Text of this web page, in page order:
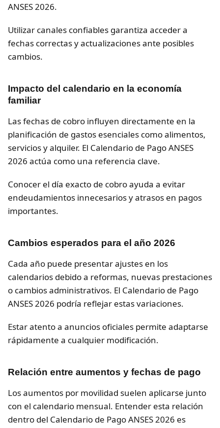
ANSES 2026.
Utilizar canales confiables garantiza acceder a
fechas correctas y actualizaciones ante posibles
cambios.
Impacto del calendario en la economía
familiar
Las fechas de cobro influyen directamente en la
planificación de gastos esenciales como alimentos,
servicios y alquiler. El Calendario de Pago ANSES
2026 actúa como una referencia clave.
Conocer el día exacto de cobro ayuda a evitar
endeudamientos innecesarios y atrasos en pagos
importantes.
Cambios esperados para el año 2026
Cada año puede presentar ajustes en los
calendarios debido a reformas, nuevas prestaciones
o cambios administrativos. El Calendario de Pago
ANSES 2026 podría reflejar estas variaciones.
Estar atento a anuncios oficiales permite adaptarse
rápidamente a cualquier modificación.
Relación entre aumentos y fechas de pago
Los aumentos por movilidad suelen aplicarse junto
con el calendario mensual. Entender esta relación
dentro del Calendario de Pago ANSES 2026 es